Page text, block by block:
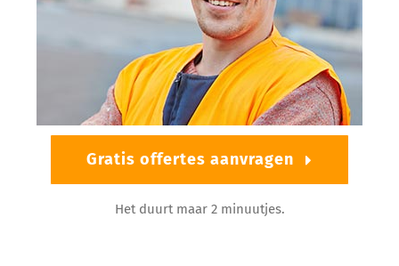
Gratis offertes aanvragen
Het duurt maar 2 minuutjes.